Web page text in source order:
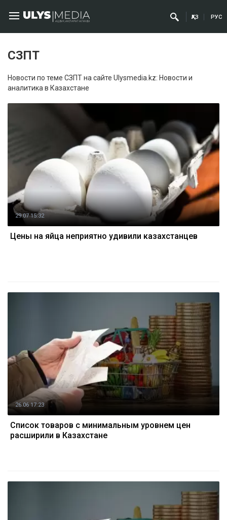
ҚАЗ РУС
СЗПТ
Новости по теме СЗПТ на сайте Ulysmedia.kz: Новости и
аналитика в Казахстане
29.07 15:32
Цены на яйца неприятно удивили казахстанцев
26.06 17:23
Список товаров с минимальным уровнем цен
расширили в Казахстане